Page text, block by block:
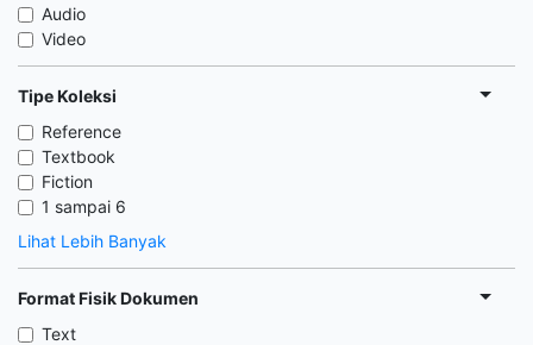
Audio
Video
Tipe Koleksi
Reference
Textbook
Fiction
1 sampai 6
Lihat Lebih Banyak
Format Fisik Dokumen
Text